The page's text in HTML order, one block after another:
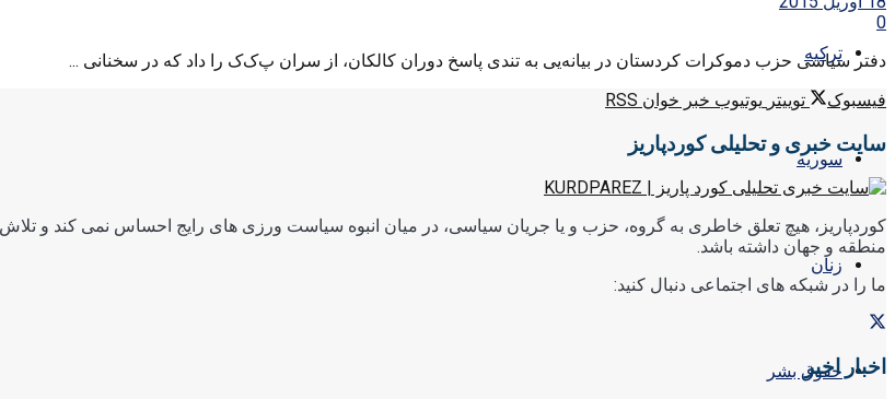
ترکیه
سوریه
زنان
حقوق بشر
0
دفتر سیاسی حزب دموکرات کردستان در بیانە‌یی بە تندی پاسخ دوران کالکان، از سران پ‌ک‌ک را داد کە در سخنانی ...
فیسبوک
توییتر یوتیوب خبر خوان RSS
سایت خبری و تحلیلی کوردپاریز
کوردپاریز، هیچ تعلق خاطری به گروه، حزب و یا جریان سیاسی، در میان انبوه سیاست ورزی های رایج احساس نمی کند و تلاش
منطقه و جهان داشته باشد.
ما را در شبکه های اجتماعی دنبال کنید:
اخبار اخیر